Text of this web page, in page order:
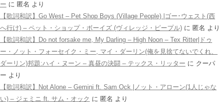
ー に 匿名 より
【歌詞和訳】Go West – Pet Shop Boys (Village People) |ゴー･ウェスト(西
へ行け) – ペット・ショップ・ボーイズ (ヴィレッジ・ピープル) に 匿名 より
【歌詞和訳】Do not forsake me, My Darling – High Noon – Tex Ritter|ドゥ
ー・ノット・フォーセイク・ミー, マイ・ダーリン(俺を見捨てないでくれ、
ダーリン)邦題:ハイ・ヌーン – 真昼の決闘 – テックス・リッター に クーパ
ー より
【歌詞和訳】Not Alone – Gemini ft. Sam Ock |ノット・アローン(1人じゃな
い) – ジェミニ ft. サム・オック に 匿名 より